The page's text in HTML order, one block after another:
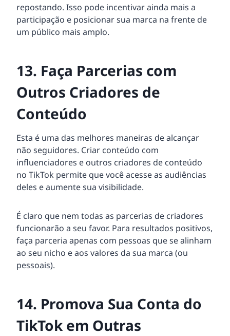
repostando. Isso pode incentivar ainda mais a
participação e posicionar sua marca na frente de
um público mais amplo.
13. Faça Parcerias com
Outros Criadores de
Conteúdo
Esta é uma das melhores maneiras de alcançar
não seguidores. Criar conteúdo com
influenciadores e outros criadores de conteúdo
no TikTok permite que você acesse as audiências
deles e aumente sua visibilidade.
É claro que nem todas as parcerias de criadores
funcionarão a seu favor. Para resultados positivos,
faça parceria apenas com pessoas que se alinham
ao seu nicho e aos valores da sua marca (ou
pessoais).
14. Promova Sua Conta do
TikTok em Outras